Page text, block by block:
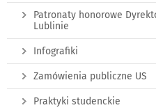
Patronaty honorowe
Lublinie
Infografiki
Zamówienia publiczne US
Praktyki studenckie